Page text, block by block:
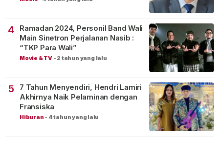
4
Ramadan 2024, Personil Band Wali
Main Sinetron Perjalanan Nasib :
“TKP Para Wali”
Movie & TV - 2 tahun yang lalu
5
7 Tahun Menyendiri, Hendri Lamiri
Akhirnya Naik Pelaminan dengan
Fransiska
Hiburan - 4 tahun yang lalu